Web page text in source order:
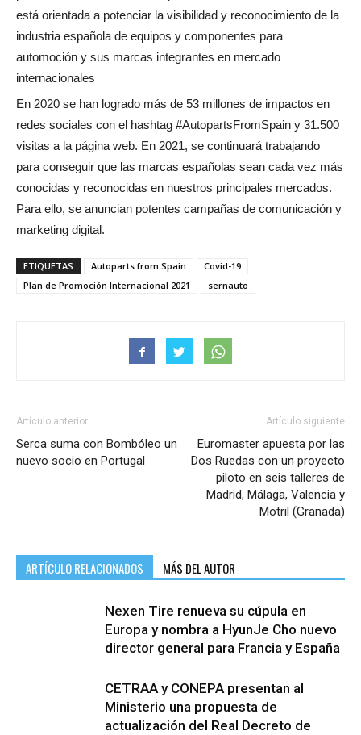
está orientada a potenciar la visibilidad y reconocimiento de la
industria española de equipos y componentes para
automoción y sus marcas integrantes en mercado
internacionales
En 2020 se han logrado más de 53 millones de impactos en
redes sociales con el hashtag #AutopartsFromSpain y 31.500
visitas a la página web. En 2021, se continuará trabajando
para conseguir que las marcas españolas sean cada vez más
conocidas y reconocidas en nuestros principales mercados.
Para ello, se anuncian potentes campañas de comunicación y
marketing digital.
ETIQUETAS Autoparts from Spain
Covid-19
Plan de Promoción Internacional 2021
sernauto
Artículo anterior
Serca suma con Bombóleo un
nuevo socio en Portugal
Artículo siguiente
Euromaster apuesta por las
Dos Ruedas con un proyecto
piloto en seis talleres de
Madrid, Málaga, Valencia y
Motril (Granada)
ARTÍCULO RELACIONADOS MÁS DEL AUTOR
Nexen Tire renueva su cúpula en
Europa y nombra a HyunJe Cho nuevo
director general para Francia y España
CETRAA y CONEPA presentan al
Ministerio una propuesta de
actualización del Real Decreto de